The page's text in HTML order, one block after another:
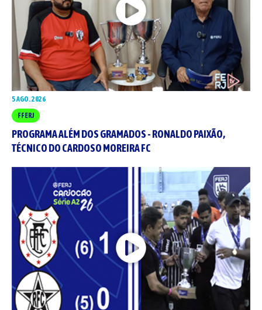
5 AGO. 2026
FFERJ
PROGRAMA ALÉM DOS GRAMADOS - RONALDO PAIXÃO,
TÉCNICO DO CARDOSO MOREIRA FC